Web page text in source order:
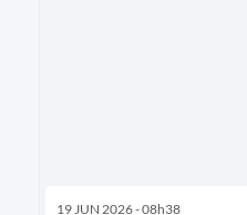
19 JUN 2026 - 08h38